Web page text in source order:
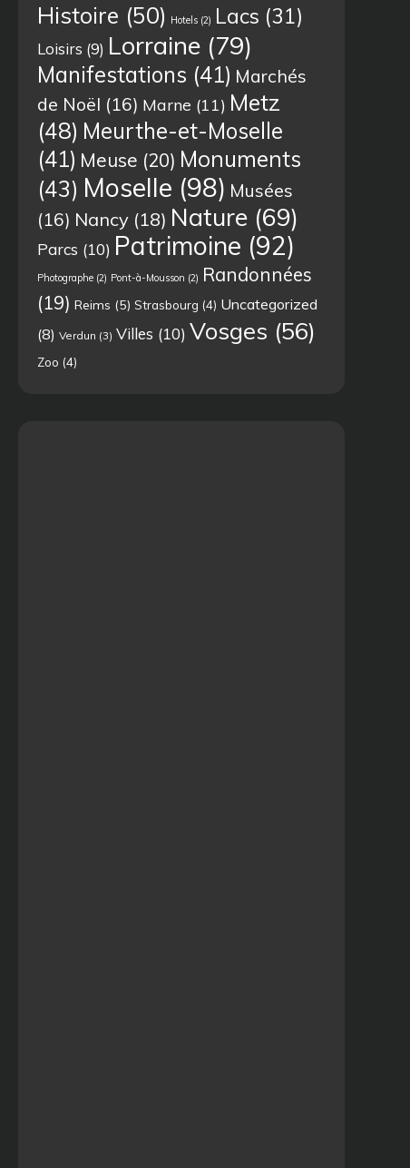
Histoire (50) Hotels (2) Lacs (31)
Loisirs (9) Lorraine (79)
Manifestations (41) Marchés
de Noël (16) Marne (11) Metz
(48) Meurthe-et-Moselle
(41) Meuse (20) Monuments
(43) Moselle (98) Musées
(16) Nancy (18) Nature (69)
Parcs (10) Patrimoine (92)
Photographe (2) Pont-à-Mousson (2) Randonnées
(19) Reims (5) Strasbourg (4) Uncategorized
(8) Verdun (3) Villes (10) Vosges (56)
Zoo (4)